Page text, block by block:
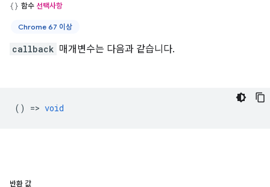
함수 선택사항
Chrome 67 이상
callback 매개변수는 다음과 같습니다.
() => void
반환 값